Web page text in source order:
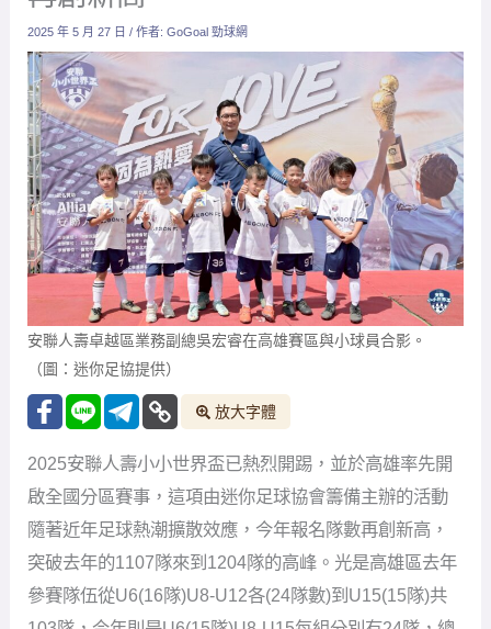
安聯人壽卓越區業務副總吳宏睿在高雄賽區與小球員合影。
（圖：迷你足協提供）
放大字體
2025安聯人壽小小世界盃已熱烈開踢，並於高雄率先開
啟全國分區賽事，這項由迷你足球協會籌備主辦的活動
隨著近年足球熱潮擴散效應，今年報名隊數再創新高，
突破去年的1107隊來到1204隊的高峰。光是高雄區去年
在高雄區的開球儀式中，安聯卓越區業務副總吳宏睿在
致詞時提到，今年安聯人壽推出口號「FOR LOVE因為